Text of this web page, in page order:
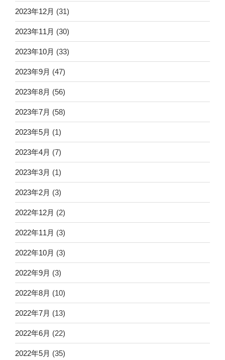
2023年12月 (31)
2023年11月 (30)
2023年10月 (33)
2023年9月 (47)
2023年8月 (56)
2023年7月 (58)
2023年5月 (1)
2023年4月 (7)
2023年3月 (1)
2023年2月 (3)
2022年12月 (2)
2022年11月 (3)
2022年10月 (3)
2022年9月 (3)
2022年8月 (10)
2022年7月 (13)
2022年6月 (22)
2022年5月 (35)